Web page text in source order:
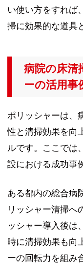
い使い方をすれば
掃に効果的な道具
病院の床清
ーの活用事
ポリッシャーは、
性と清掃効果を向
ルです。ここでは
設における成功事
ある都内の総合病
リッシャー清掃へ
ッシャー導入後は
時に清掃効果も向
ーの回転力を組み